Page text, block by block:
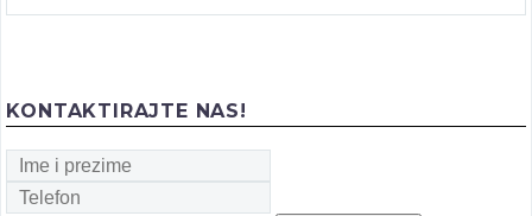
KONTAKTIRAJTE NAS!